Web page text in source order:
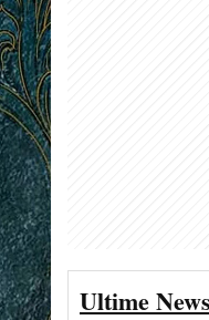
Ultime News